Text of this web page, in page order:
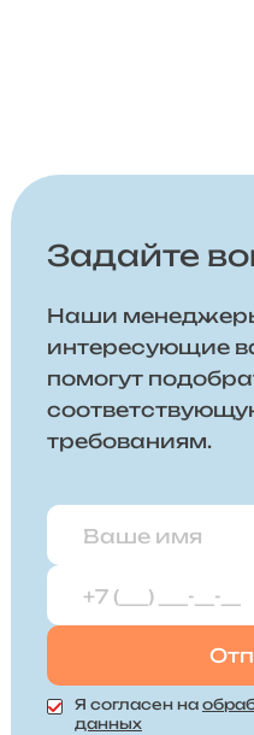
Задайте
Наши менеджеры
интересующие
помогут
требованиям.
Я согласен на
данных